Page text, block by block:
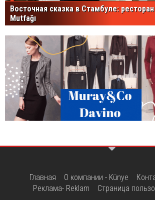
Восточная сказка в Стамбуле:
Mutfağı
Главная О компании - Künye
Реклама- Reklam
Страница